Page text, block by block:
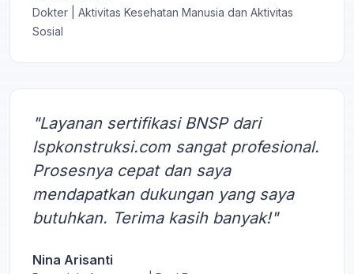
Dokter | Aktivitas Kesehatan Manusia dan Aktivitas
Sosial
"Layanan sertifikasi BNSP dari
lspkonstruksi.com sangat profesional.
Prosesnya cepat dan saya
mendapatkan dukungan yang saya
butuhkan. Terima kasih banyak!"
Nina Arisanti